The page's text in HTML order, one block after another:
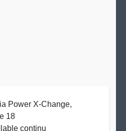
Power X-Change,
18
continu